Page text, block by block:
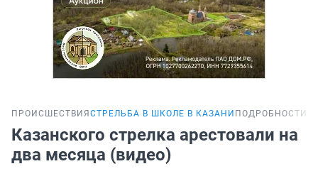
ПРОИСШЕСТВИЯ СТРЕЛЬБА В ШКОЛЕ В КАЗАНИ ПОДРОБНОСТИ
Казанского стрелка арестовали на
два месяца (видео)